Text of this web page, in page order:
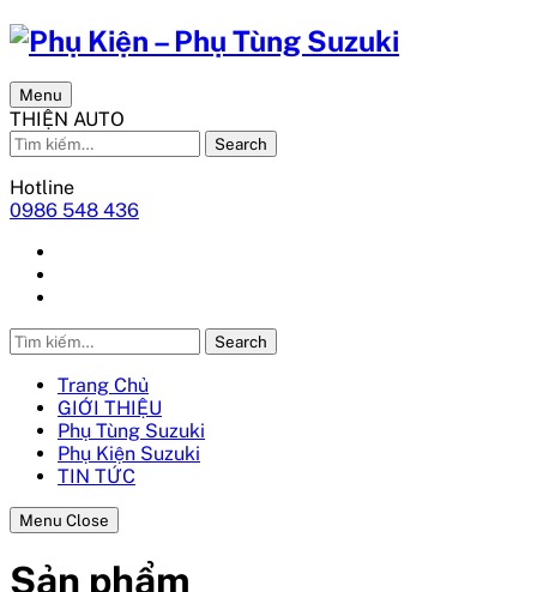
Menu
THIỆN AUTO
Search
Hotline
0986 548 436
Search
Trang Chủ
GIỚI THIỆU
Phụ Tùng Suzuki
Phụ Kiện Suzuki
TIN TỨC
Menu Close
Sản phẩm